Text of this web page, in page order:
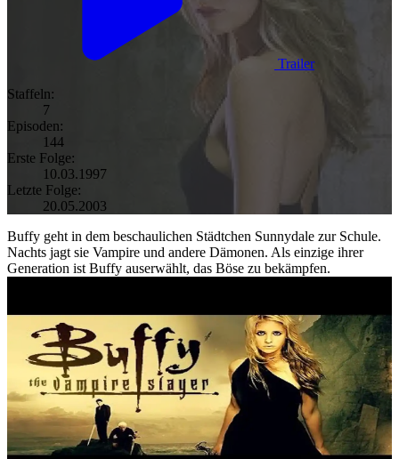
Trailer
Staffeln:
7
Episoden:
144
Erste Folge:
10.03.1997
Letzte Folge:
20.05.2003
Buffy geht in dem beschaulichen Städtchen Sunnydale zur Schule.
Nachts jagt sie Vampire und andere Dämonen. Als einzige ihrer
Generation ist Buffy auserwählt, das Böse zu bekämpfen.